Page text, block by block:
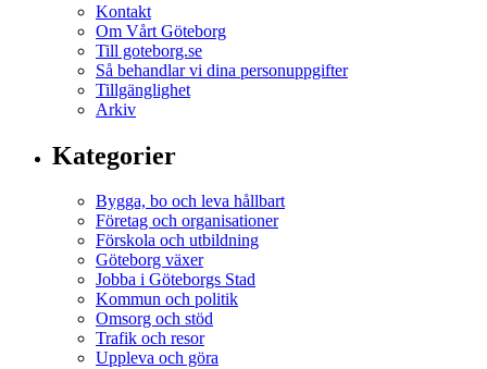
Kontakt
Om Vårt Göteborg
Till goteborg.se
Så behandlar vi dina personuppgifter
Tillgänglighet
Arkiv
Kategorier
Bygga, bo och leva hållbart
Företag och organisationer
Förskola och utbildning
Göteborg växer
Jobba i Göteborgs Stad
Kommun och politik
Omsorg och stöd
Trafik och resor
Uppleva och göra